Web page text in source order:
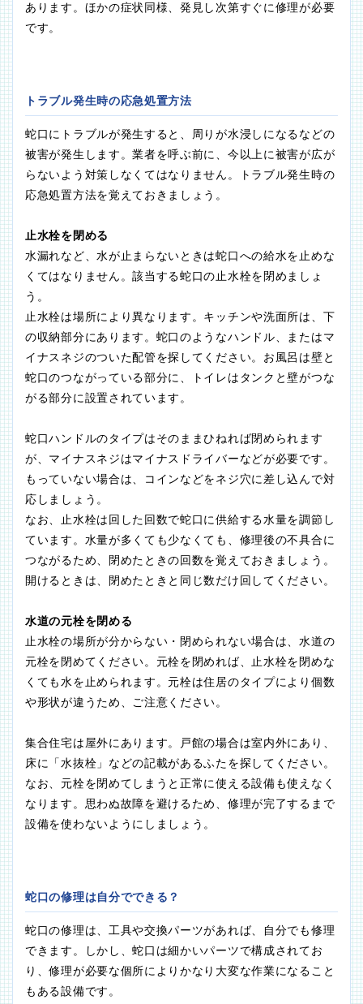
あります。ほかの症状同様、発見し次第すぐに修理が必要
です。
トラブル発生時の応急処置方法
蛇口にトラブルが発生すると、周りが水浸しになるなどの
被害が発生します。業者を呼ぶ前に、今以上に被害が広が
らないよう対策しなくてはなりません。トラブル発生時の
応急処置方法を覚えておきましょう。
止水栓を閉める
水漏れなど、水が止まらないときは蛇口への給水を止めな
くてはなりません。該当する蛇口の止水栓を閉めましょ
う。
止水栓は場所により異なります。キッチンや洗面所は、下
の収納部分にあります。蛇口のようなハンドル、またはマ
イナスネジのついた配管を探してください。お風呂は壁と
蛇口のつながっている部分に、トイレはタンクと壁がつな
がる部分に設置されています。
蛇口ハンドルのタイプはそのままひねれば閉められます
が、マイナスネジはマイナスドライバーなどが必要です。
もっていない場合は、コインなどをネジ穴に差し込んで対
応しましょう。
なお、止水栓は回した回数で蛇口に供給する水量を調節し
ています。水量が多くても少なくても、修理後の不具合に
つながるため、閉めたときの回数を覚えておきましょう。
開けるときは、閉めたときと同じ数だけ回してください。
水道の元栓を閉める
止水栓の場所が分からない・閉められない場合は、水道の
元栓を閉めてください。元栓を閉めれば、止水栓を閉めな
くても水を止められます。元栓は住居のタイプにより個数
や形状が違うため、ご注意ください。
集合住宅は屋外にあります。戸館の場合は室内外にあり、
床に「水抜栓」などの記載があるふたを探してください。
なお、元栓を閉めてしまうと正常に使える設備も使えなく
なります。思わぬ故障を避けるため、修理が完了するまで
設備を使わないようにしましょう。
蛇口の修理は自分でできる？
蛇口の修理は、工具や交換パーツがあれば、自分でも修理
できます。しかし、蛇口は細かいパーツで構成されてお
り、修理が必要な個所によりかなり大変な作業になること
もある設備です。